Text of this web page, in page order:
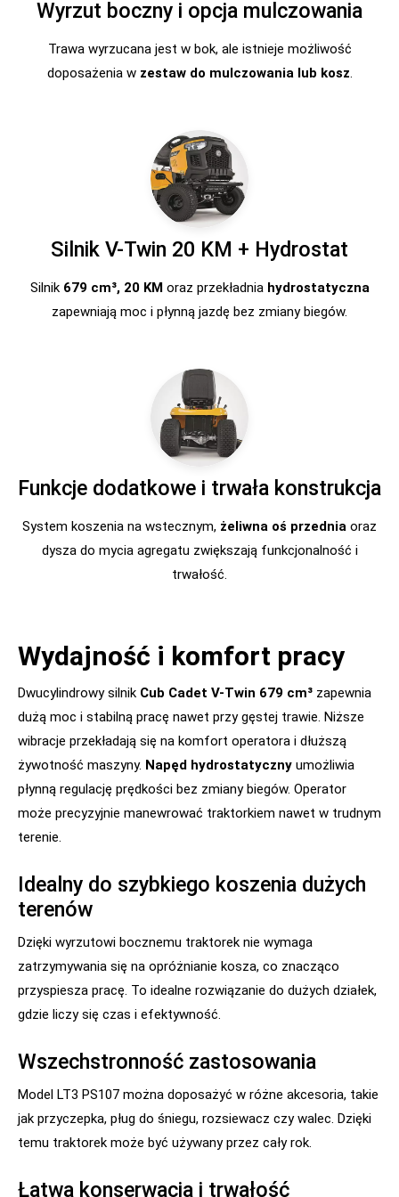
Wyrzut boczny i opcja mulczowania
Trawa wyrzucana jest w bok, ale istnieje możliwość
doposażenia w zestaw do mulczowania lub kosz.
Silnik V-Twin 20 KM + Hydrostat
Silnik 679 cm³, 20 KMoraz przekładnia hydrostatyczna
zapewniają moc i płynną jazdę bez zmiany biegów.
Funkcje dodatkowe i trwała konstrukcja
System koszenia na wstecznym, żeliwna oś przednia oraz
dysza do mycia agregatu zwiększają funkcjonalność i
trwałość.
Wydajność i komfort pracy
Dwucylindrowy silnik Cub Cadet V-Twin 679 cm³ zapewnia
dużą moc i stabilną pracę nawet przy gęstej trawie. Niższe
wibracje przekładają się na komfort operatora i dłuższą
żywotność maszyny. Napęd hydrostatyczny umożliwia
płynną regulację prędkości bez zmiany biegów. Operator
może precyzyjnie manewrować traktorkiem nawet w trudnym
terenie.
Idealny do szybkiego koszenia dużych
terenów
Dzięki wyrzutowi bocznemu traktorek nie wymaga
zatrzymywania się na opróżnianie kosza, co znacząco
przyspiesza pracę. To idealne rozwiązanie do dużych działek,
gdzie liczy się czas i efektywność.
Wszechstronność zastosowania
Model LT3 PS107 można doposażyć w różne akcesoria, takie
jak przyczepka, pług do śniegu, rozsiewacz czy walec. Dzięki
temu traktorek może być używany przez cały rok.
Łatwa konserwacja i trwałość